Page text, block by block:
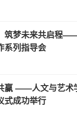
筑梦未来共启程
系列指导会
赢 ——人文与艺术
式成功举行